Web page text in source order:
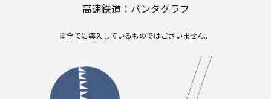
高速鉄道：パンタグラフ
※全てに導入しているものではございません。